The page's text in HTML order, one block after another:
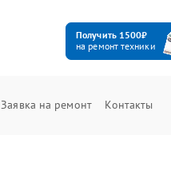
Получить 1500₽
на ремонт техники
Заявка на ремонт Контакты